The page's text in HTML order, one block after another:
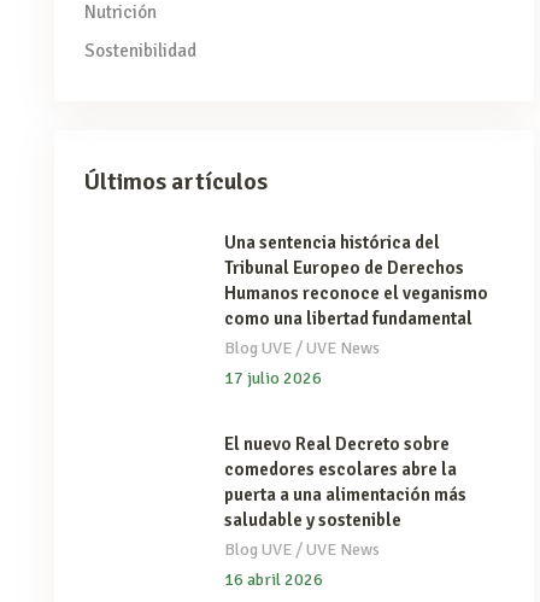
Nutrición
Sostenibilidad
Últimos artículos
Una sentencia histórica del
Tribunal Europeo de Derechos
Humanos reconoce el veganismo
como una libertad fundamental
Blog UVE/UVE News
17 julio 2026
El nuevo Real Decreto sobre
comedores escolares abre la
puerta a una alimentación más
saludable y sostenible
Blog UVE/UVE News
16 abril 2026